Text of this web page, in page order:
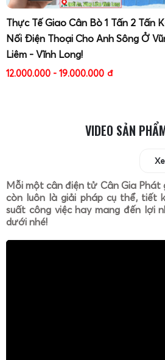
Thực Tế Giao Cân Bò 1 Tấn 2 Tấn
Nối Điện Thoại Cho Anh Sông Ở
Liêm - Vĩnh Long!
12.000.000 - 19.000.000 đ
VIDEO SẢN
Mỗi một cân điện tử Cân Gia Phát
còn luôn là giải pháp cụ thể, tiết
suất công việc hay mang đến lợi
dưới nhé!